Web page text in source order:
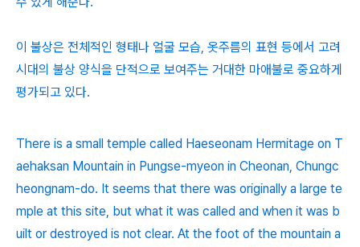
이 불상은 전체적인 형태나 얼굴 모습, 옷주름의 표현 등에서 고려
시대의 불상 양식을 단적으로 보여주는 거대한 마애불로 중요하게
평가되고 있다.
There is a small temple called Haeseonam Hermitage on T
aehaksan Mountain in Pungse-myeon in Cheonan, Chungc
heongnam-do. It seems that there was originally a large te
mple at this site, but what it was called and when it was b
uilt or destroyed is not clear. At the foot of the mountain a